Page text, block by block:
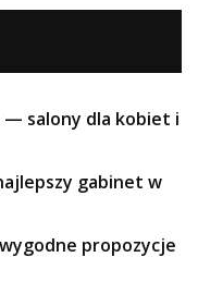
salony dla kobiet i
gabinet w
propozycje